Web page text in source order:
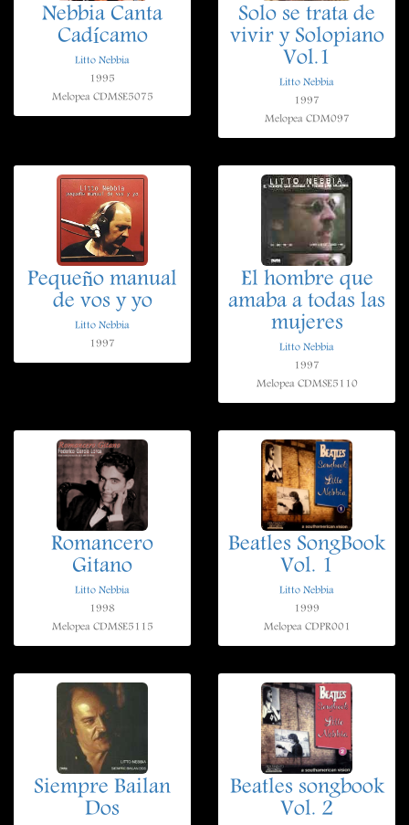
Nebbia Canta
Cadícamo
Litto Nebbia
1995
Melopea CDMSE5075
Solo se trata de
vivir y Solopiano
Vol.1
Litto Nebbia
1997
Melopea CDM097
Pequeño manual
de vos y yo
Litto Nebbia
1997
El hombre que
amaba a todas las
mujeres
Litto Nebbia
1997
Melopea CDMSE5110
Romancero
Gitano
Litto Nebbia
1998
Melopea CDMSE5115
Beatles SongBook
Vol. 1
Litto Nebbia
1999
Melopea CDPR001
Siempre Bailan
Dos
Beatles songbook
Vol. 2